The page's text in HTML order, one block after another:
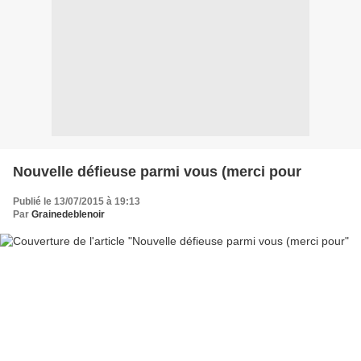
Nouvelle défieuse parmi vous (merci pour
Publié le 13/07/2015 à 19:13
Par Grainedeblenoir